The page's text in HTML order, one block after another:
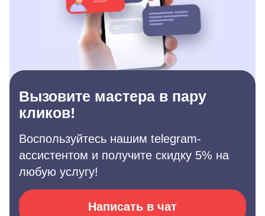
Вызовите мастера в пару
кликов!
Воспользуйтесь нашим telegram-
ассистентом и получите скидку 5% на
любую услугу!
Написать в чат